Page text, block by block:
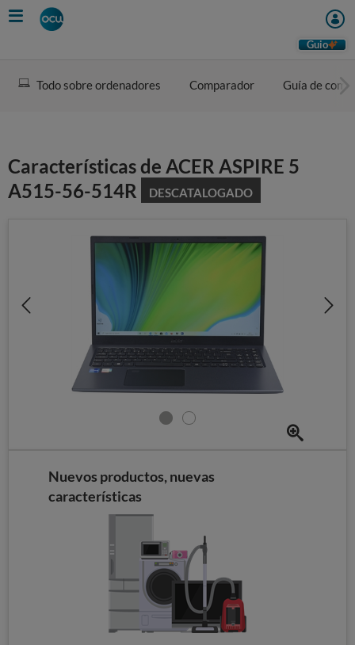
Skip
to
Guio
Todo sobre ordenadores Comparador Guía de
Características de ACER ASPIRE 5
A515-56-514R
DESCATALOGADO
Nuevos productos, nuevas
características